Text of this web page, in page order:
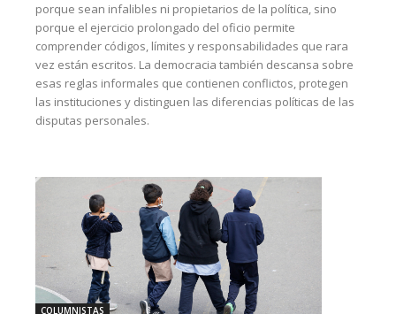
porque sean infalibles ni propietarios de la política, sino
porque el ejercicio prolongado del oficio permite
comprender códigos, límites y responsabilidades que rara
vez están escritos. La democracia también descansa sobre
esas reglas informales que contienen conflictos, protegen
las instituciones y distinguen las diferencias políticas de las
disputas personales.
COLUMNISTAS